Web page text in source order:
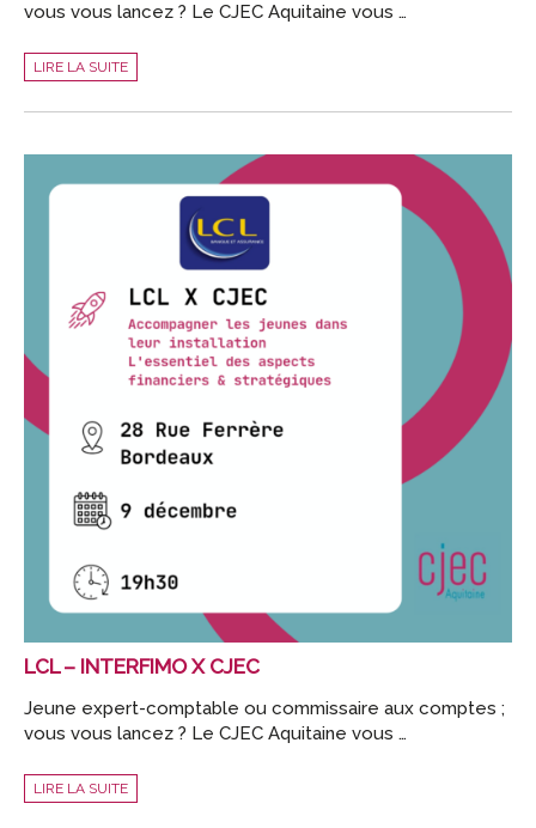
vous vous lancez ? Le CJEC Aquitaine vous …
GAN
X
LIRE LA SUITE
LCL – INTERFIMO X CJEC
Jeune expert-comptable ou commissaire aux comptes ;
vous vous lancez ? Le CJEC Aquitaine vous …
LCL
–
LIRE LA SUITE